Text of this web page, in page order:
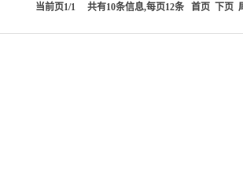
当前页1/1 共有10条信息,每页12条 首页 下页